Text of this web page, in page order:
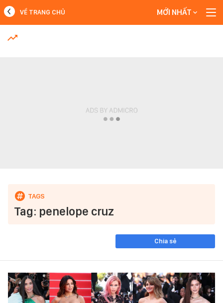
MỚI NHẤT
VỀ TRANG CHỦ MỚI NHẤT
Tag: penelope cruz
Chia sẻ